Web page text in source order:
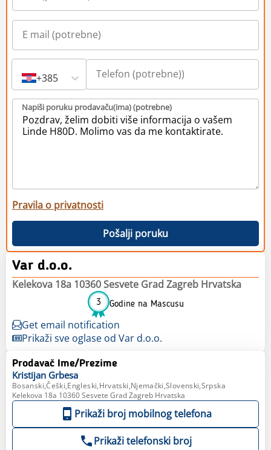
+385
Napiši poruku prodavaču(ima) (potrebne)
Pravila o privatnosti
Pošalji poruku
Var d.o.o.
Kelekova 18a 10360 Sesvete Grad Zagreb Hrvatska
3 Godine na Mascusu
Get email notification
Prikaži sve oglase od Var d.o.o.
Prodavač Ime/Prezime
Kristijan Grbesa
Bosanski,Češki,Engleski,Hrvatski,Njemački,Slovenski,Srpska
Kelekova 18a 10360 Sesvete Grad Zagreb Hrvatska
Prikaži broj mobilnog telefona
Prikaži telefonski broj